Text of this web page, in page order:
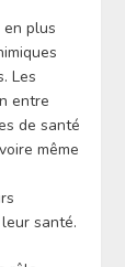
en plus
Les
entre
de santé
même
santé.